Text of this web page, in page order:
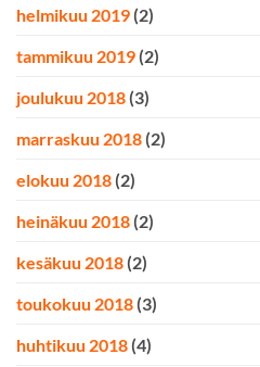
helmikuu 2019 (2)
tammikuu 2019 (2)
joulukuu 2018 (3)
marraskuu 2018 (2)
elokuu 2018 (2)
heinäkuu 2018 (2)
kesäkuu 2018 (2)
toukokuu 2018 (3)
huhtikuu 2018 (4)